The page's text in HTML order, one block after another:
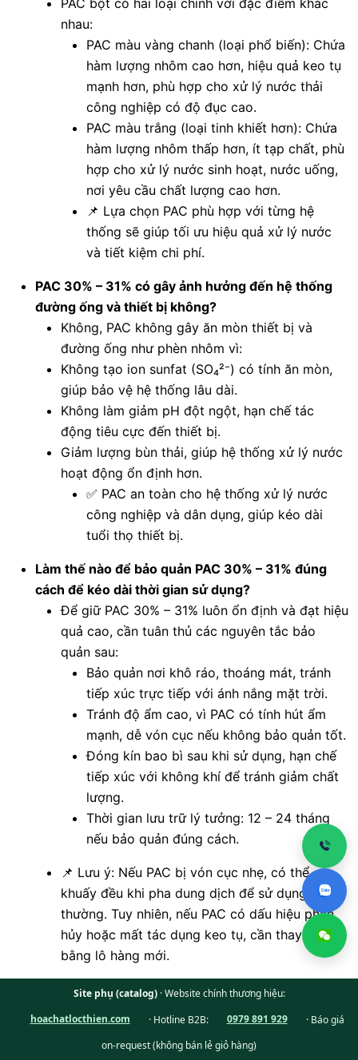
nhau:
PAC màu vàng chanh (loại phổ biến): Chứa
hàm lượng nhôm cao hơn, hiệu quả keo tụ
mạnh hơn, phù hợp cho xử lý nước thải
công nghiệp có độ đục cao.
PAC màu trắng (loại tinh khiết hơn): Chứa
hàm lượng nhôm thấp hơn, ít tạp chất, phù
hợp cho xử lý nước sinh hoạt, nước uống,
nơi yêu cầu chất lượng cao hơn.
📌 Lựa chọn PAC phù hợp với từng hệ
thống sẽ giúp tối ưu hiệu quả xử lý nước
và tiết kiệm chi phí.
PAC 30% – 31% có gây ảnh hưởng đến hệ thống
đường ống và thiết bị không?
Không, PAC không gây ăn mòn thiết bị và
đường ống như phèn nhôm vì:
Không tạo ion sunfat (SO₄²⁻) có tính ăn mòn,
giúp bảo vệ hệ thống lâu dài.
Không làm giảm pH đột ngột, hạn chế tác
động tiêu cực đến thiết bị.
Giảm lượng bùn thải, giúp hệ thống xử lý nước
hoạt động ổn định hơn.
✅ PAC an toàn cho hệ thống xử lý nước
công nghiệp và dân dụng, giúp kéo dài
tuổi thọ thiết bị.
Làm thế nào để bảo quản PAC 30% – 31% đúng
cách để kéo dài thời gian sử dụng?
Để giữ PAC 30% – 31% luôn ổn định và đạt hiệu
quả cao, cần tuân thủ các nguyên tắc bảo
quản sau:
Bảo quản nơi khô ráo, thoáng mát, tránh
tiếp xúc trực tiếp với ánh nắng mặt trời.
Tránh độ ẩm cao, vì PAC có tính hút ẩm
mạnh, dễ vón cục nếu không bảo quản tốt.
Đóng kín bao bì sau khi sử dụng, hạn chế
tiếp xúc với không khí để tránh giảm chất
lượng.
Thời gian lưu trữ lý tưởng: 12 – 24 tháng
nếu bảo quản đúng cách.
📌 Lưu ý: Nếu PAC bị vón cục nhẹ, có thể
khuấy đều khi pha dung dịch để sử dụng bình
thường. Tuy nhiên, nếu PAC có dấu hiệu phân
hủy hoặc mất tác dụng keo tụ, cần thay thế
bằng lô hàng mới.
Site phụ (catalog)· Website chính thương hiệu:
hoachatlocthien.com
· Hotline B2B: 0979 891 929
· Báo giá
on-request (không bán lẻ giỏ hàng)